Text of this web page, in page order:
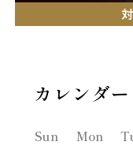
Sun Mon